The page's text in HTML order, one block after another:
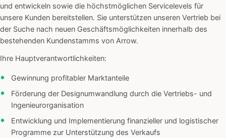
und entwickeln sowie die höchstmöglichen Servicelevels für
unsere Kunden bereitstellen. Sie unterstützen unseren Vertrieb bei
der Suche nach neuen Geschäftsmöglichkeiten innerhalb des
bestehenden Kundenstamms von Arrow.
Ihre Hauptverantwortlichkeiten:
Gewinnung profitabler Marktanteile
Förderung der Designumwandlung durch die Vertriebs- und
Ingenieurorganisation
Entwicklung und Implementierung finanzieller und logistischer
Programme zur Unterstützung des Verkaufs